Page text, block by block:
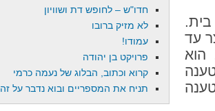
עד
הוא
חדו"ש – לחופש דת ושוויון
לא מזיק ברובו
עמודו!
פרויקט בן יהודה
קרוא וכתוב, הבלוג של נעמה כרמי
תניח את המספריים ובוא נדבר על זה